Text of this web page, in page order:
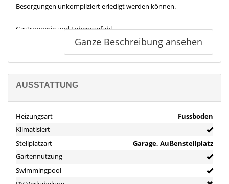
Besorgungen unkompliziert erledigt werden können.
Gastronomie und Lebensgefühl
Rund um den Ortskern laden mehrere Restaurants und Cafés zu
erreichen Sie bequem in der Nähe. Für den Kaffee zwischendurch
bietet sich Ca n Benet an. Das sorgt für Abwechslung im Alltag
und macht spontane Treffen mit Freunden angenehm einfach.
Wer gern aktiv ist, profitiert von kurzen Wegen zu
Sportmöglichkeiten wie dem poliesportiu de Sa Rutlana. Ein
Spielplatz liegt ebenfalls in der Nähe. Kulturell ergänzen kleine
Museen und Ausflugsziele in der Umgebung das Angebot,
darunter Can Xoroi sowie weitere Einrichtungen im nahen Sóller.
Ganze Beschreibung ansehen
AUSSTATTUNG
Heizungsart
Fussboden
Klimatisiert
Stellplatzart
Garage, Außenstellplatz
Gartennutzung
Swimmingpool